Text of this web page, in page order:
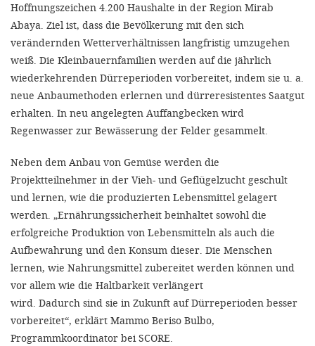
Hoffnungszeichen 4.200 Haushalte in der Region Mirab
Abaya. Ziel ist, dass die Bevölkerung mit den sich
verändernden Wetterverhältnissen langfristig umzugehen
weiß. Die Kleinbauernfamilien werden auf die jährlich
wiederkehrenden Dürreperioden vorbereitet, indem sie u. a.
neue Anbaumethoden erlernen und dürreresistentes Saatgut
erhalten. In neu angelegten Auffangbecken wird
Regenwasser zur Bewässerung der Felder gesammelt.
Neben dem Anbau von Gemüse werden die
Projektteilnehmer in der Vieh- und Geflügelzucht geschult
und lernen, wie die produzierten Lebensmittel gelagert
werden. „Ernährungssicherheit beinhaltet sowohl die
erfolgreiche Produktion von Lebensmitteln als auch die
Aufbewahrung und den Konsum dieser. Die Menschen
lernen, wie Nahrungsmittel zubereitet werden können und
vor allem wie die Haltbarkeit verlängert
wird. Dadurch sind sie in Zukunft auf Dürreperioden besser
vorbereitet“, erklärt Mammo Beriso Bulbo,
Programmkoordinator bei SCORE.